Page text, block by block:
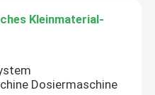
Kleinmaterial-
Dosiermaschine